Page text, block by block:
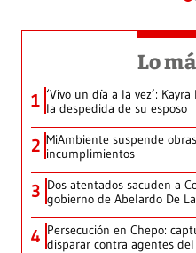
Lo
1 ‘Vivo un día a la vez’:
la despedida de su esposo
2 MiAmbiente suspende
incumplimientos
3 Dos atentados sacuden a
gobierno de Abelardo De
4 Persecución en Chepo:
disparar contra agentes